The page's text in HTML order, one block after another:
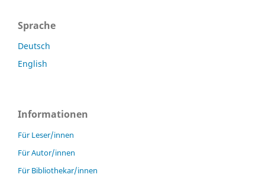
Sprache
Deutsch
English
Informationen
Für Leser/innen
Für Autor/innen
Für Bibliothekar/innen